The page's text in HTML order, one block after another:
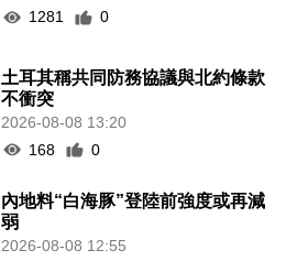
1281
0
土耳其稱共同防務協議與北約條款
不衝突
2026-08-08 13:20
168
0
內地料“白海豚”登陸前強度或再減
弱
2026-08-08 12:55